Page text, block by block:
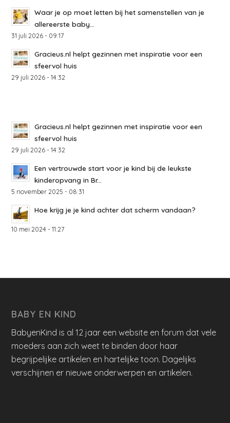
Waar je op moet letten bij het samenstellen van je
allereerste baby...
31 juli 2026 - 09:17
Gracieus.nl helpt gezinnen met inspiratie voor een
sfeervol huis
29 juli 2026 - 14:32
Gracieus.nl helpt gezinnen met inspiratie voor een
sfeervol huis
29 juli 2026 - 14:32
Een vertrouwde start voor je kind bij de leukste
kinderopvang in Br...
5 november 2025 - 08:31
Hoe krijg je je kind achter dat scherm vandaan?
10 mei 2024 - 11:27
BABY EN KIND
BabyenKind is al 12 jaar een website en forum dat vele
moeders aan zich weet te binden door haar
begrijpelijke artikelen en hartelijke toon. Dagelijks
verschijnen er nieuwe onderwerpen en artikelen.